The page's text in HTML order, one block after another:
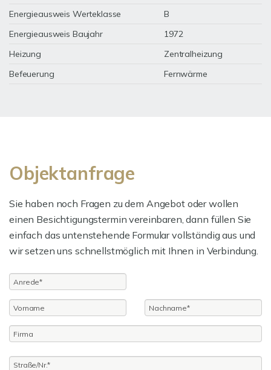
Energieausweis Werteklasse
B
Energieausweis Baujahr
1972
Heizung
Zentralheizung
Befeuerung
Fernwärme
Objektanfrage
Sie haben noch Fragen zu dem Angebot oder wollen
einen Besichtigungstermin vereinbaren, dann füllen Sie
einfach das untenstehende Formular vollständig aus und
wir setzen uns schnellstmöglich mit Ihnen in Verbindung.